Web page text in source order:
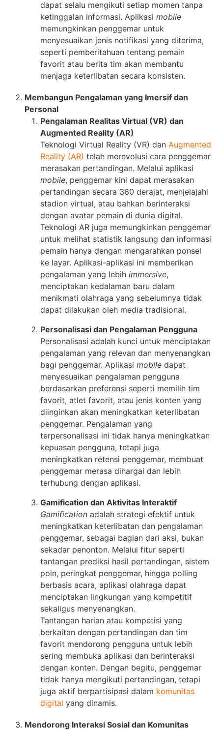
dapat selalu mengikuti setiap momen tanpa
ketinggalan informasi. Aplikasi mobile
memungkinkan penggemar untuk
menyesuaikan jenis notifikasi yang diterima,
seperti pemberitahuan tentang pemain
favorit atau berita tim akan membantu
menjaga keterlibatan secara konsisten.
Membangun Pengalaman yang Imersif dan
Personal
Pengalaman Realitas Virtual (VR) dan
Augmented Reality (AR)
Teknologi Virtual Reality (VR) dan Augmented
Reality (AR) telah merevolusi cara penggemar
merasakan pertandingan. Melalui aplikasi
mobile, penggemar kini dapat merasakan
pertandingan secara 360 derajat, menjelajahi
stadion virtual, atau bahkan berinteraksi
dengan avatar pemain di dunia digital.
Teknologi AR juga memungkinkan penggemar
untuk melihat statistik langsung dan informasi
pemain hanya dengan mengarahkan ponsel
ke layar. Aplikasi-aplikasi ini memberikan
pengalaman yang lebih immersive,
menciptakan kedalaman baru dalam
menikmati olahraga yang sebelumnya tidak
dapat dilakukan oleh media tradisional.
Personalisasi dan Pengalaman Pengguna
Personalisasi adalah kunci untuk menciptakan
pengalaman yang relevan dan menyenangkan
bagi penggemar. Aplikasi mobiledapat
menyesuaikan pengalaman pengguna
berdasarkan preferensi seperti memilih tim
favorit, atlet favorit, atau jenis konten yang
diinginkan akan meningkatkan keterlibatan
penggemar. Pengalaman yang
terpersonalisasi ini tidak hanya meningkatkan
kepuasan pengguna, tetapi juga
meningkatkan retensi penggemar, membuat
penggemar merasa dihargai dan lebih
terhubung dengan aplikasi.
Gamification dan Aktivitas Interaktif
Gamificationadalah strategi efektif untuk
meningkatkan keterlibatan dan pengalaman
penggemar, sebagai bagian dari aksi, bukan
sekadar penonton. Melalui fitur seperti
tantangan prediksi hasil pertandingan, sistem
poin, peringkat penggemar, hingga polling
berbasis acara, aplikasi olahraga dapat
menciptakan lingkungan yang kompetitif
sekaligus menyenangkan.
Tantangan harian atau kompetisi yang
berkaitan dengan pertandingan dan tim
favorit mendorong pengguna untuk lebih
sering membuka aplikasi dan berinteraksi
dengan konten. Dengan begitu, penggemar
tidak hanya mengikuti pertandingan, tetapi
juga aktif berpartisipasi dalam komunitas
digital yang dinamis.
Mendorong Interaksi Sosial dan Komunitas